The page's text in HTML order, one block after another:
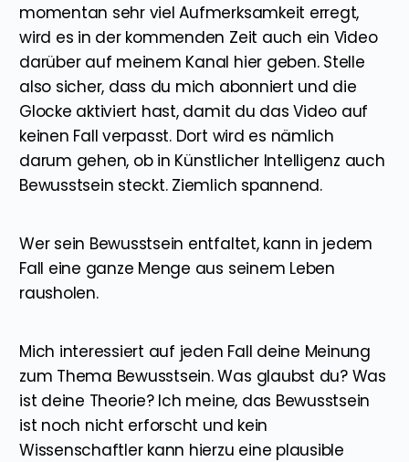
momentan sehr viel Aufmerksamkeit erregt,
wird es in der kommenden Zeit auch ein Video
darüber auf meinem Kanal hier geben. Stelle
also sicher, dass du mich abonniert und die
Glocke aktiviert hast, damit du das Video auf
keinen Fall verpasst. Dort wird es nämlich
darum gehen, ob in Künstlicher Intelligenz auch
Bewusstsein steckt. Ziemlich spannend.
Wer sein Bewusstsein entfaltet, kann in jedem
Fall eine ganze Menge aus seinem Leben
rausholen.
Mich interessiert auf jeden Fall deine Meinung
zum Thema Bewusstsein. Was glaubst du? Was
ist deine Theorie? Ich meine, das Bewusstsein
ist noch nicht erforscht und kein
Wissenschaftler kann hierzu eine plausible